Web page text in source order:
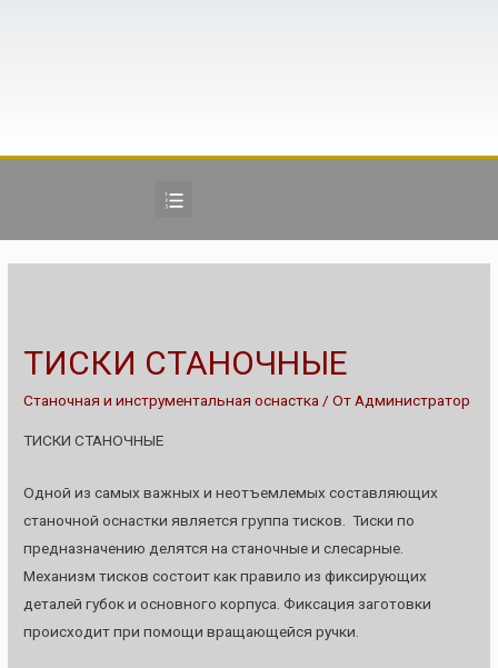
ТИСКИ СТАНОЧНЫЕ
Станочная и инструментальная оснастка/ ОтАдминистратор
ТИСКИ СТАНОЧНЫЕ
Одной из самых важных и неотъемлемых составляющих
станочной оснастки является группа тисков. Тиски по
предназначению делятся на станочные и слесарные.
Механизм тисков состоит как правило из фиксирующих
деталей губок и основного корпуса. Фиксация заготовки
происходит при помощи вращающейся ручки.